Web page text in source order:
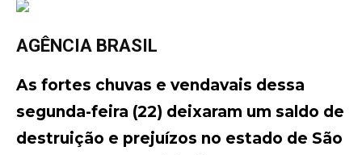
AGÊNCIA BRASIL
As fortes chuvas e vendavais dessa
segunda-feira (22) deixaram um saldo de
destruição e prejuízos no estado de São